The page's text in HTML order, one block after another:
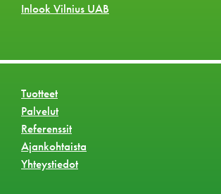
Inlook Vilnius UAB
Tuotteet
Palvelut
Referenssit
Ajankohtaista
Yhteystiedot